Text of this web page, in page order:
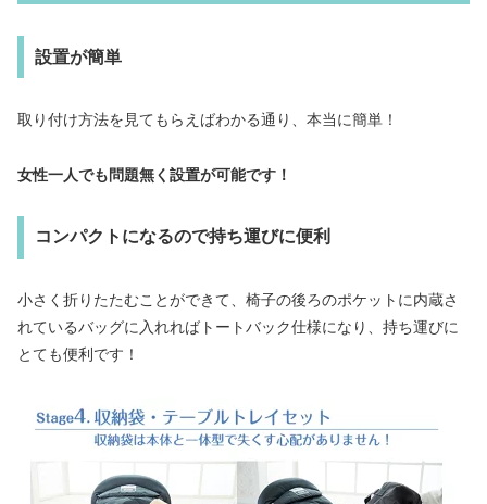
設置が簡単
取り付け方法を見てもらえばわかる通り、本当に簡単！
女性一人でも問題無く設置が可能です！
コンパクトになるので持ち運びに便利
小さく折りたたむことができて、椅子の後ろのポケットに内蔵さ
れているバッグに入れればトートバック仕様になり、持ち運びに
とても便利です！